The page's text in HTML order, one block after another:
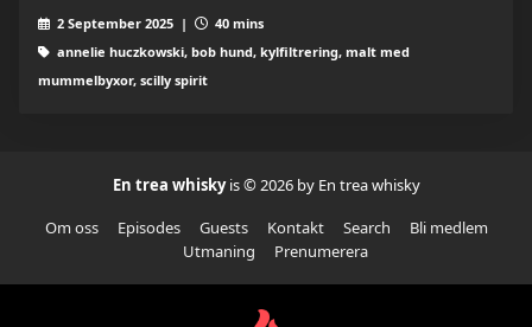
2 September 2025 |
40 mins
annelie huczkowski, bob hund, kylfiltrering, malt med
mummelbyxor, scilly spirit
En trea whiskyis © 2026 by En trea whisky
Om oss
Episodes Guests Kontakt Search
Bli medlem
Utmaning
Prenumerera